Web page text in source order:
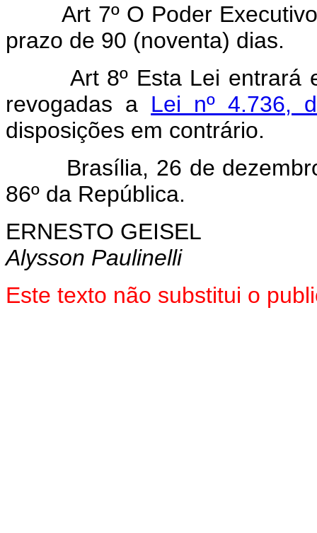
Art 7º O Poder
prazo de 90 (noventa) dias.
Art 8º Esta Lei entrará
revogadas a Lei nº 4.736,
disposições em contrário.
Brasília, 26 de dezembro
86º da República.
ERNESTO GEISEL
Alysson Paulinelli
Este texto não substitui o